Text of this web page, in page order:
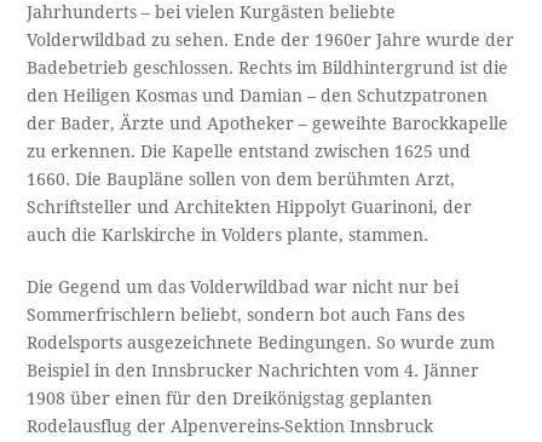
Jahrhunderts – bei vielen Kurgästen beliebte
Volderwildbad zu sehen. Ende der 1960er Jahre wurde der
Badebetrieb geschlossen. Rechts im Bildhintergrund ist die
den Heiligen Kosmas und Damian – den Schutzpatronen
der Bader, Ärzte und Apotheker – geweihte Barockkapelle
zu erkennen. Die Kapelle entstand zwischen 1625 und
1660. Die Baupläne sollen von dem berühmten Arzt,
Schriftsteller und Architekten Hippolyt Guarinoni, der
auch die Karlskirche in Volders plante, stammen.
Die Gegend um das Volderwildbad war nicht nur bei
Sommerfrischlern beliebt, sondern bot auch Fans des
Rodelsports ausgezeichnete Bedingungen. So wurde zum
Beispiel in den Innsbrucker Nachrichten vom 4. Jänner
1908 über einen für den Dreikönigstag geplanten
Rodelausflug der Alpenvereins-Sektion Innsbruck